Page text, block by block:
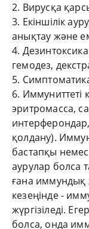
2. Вирусқа
3. Екіншілік
анықтау және
4.
гемодез,
5.
6. Иммуниттеті
эритромасса,
қолдану).
бастапқы
аурулар болса
ғана
кезеңінде -
жүргізіледі.
болса, онда